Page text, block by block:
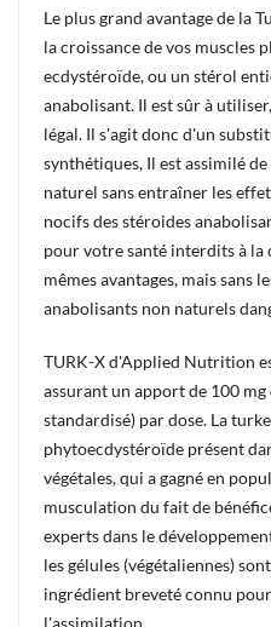
Le plus grand avantage de la
la croissance de vos muscles
ecdystéroïde, ou un stérol
anabolisant. Il est sûr à
légal. Il s'agit donc d'un
synthétiques, Il est assimilé
naturel sans entraîner les
nocifs des stéroides
pour votre santé interdits à la
mêmes avantages, mais sans
anabolisants non naturels
TURK-X d'Applied Nutrition
assurant un apport de 100
standardisé) par dose. La
phytoecdystéroïde présent
végétales, qui a gagné en
musculation du fait de
experts dans le
les gélules (végétaliennes)
ingrédient breveté connu
l'assimilation.